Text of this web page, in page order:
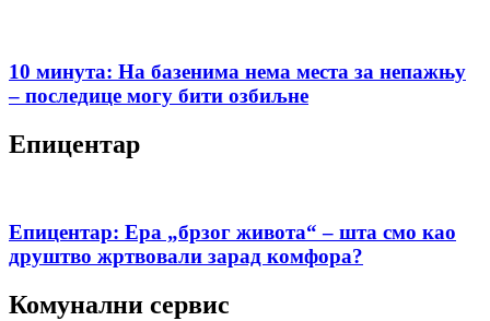
10 минута: На базенима нема места за непажњу
– последице могу бити озбиљне
Епицентар
Епицентар: Ера „брзог живота“ – шта смо као
друштво жртвовали зарад комфора?
Комунални сервис